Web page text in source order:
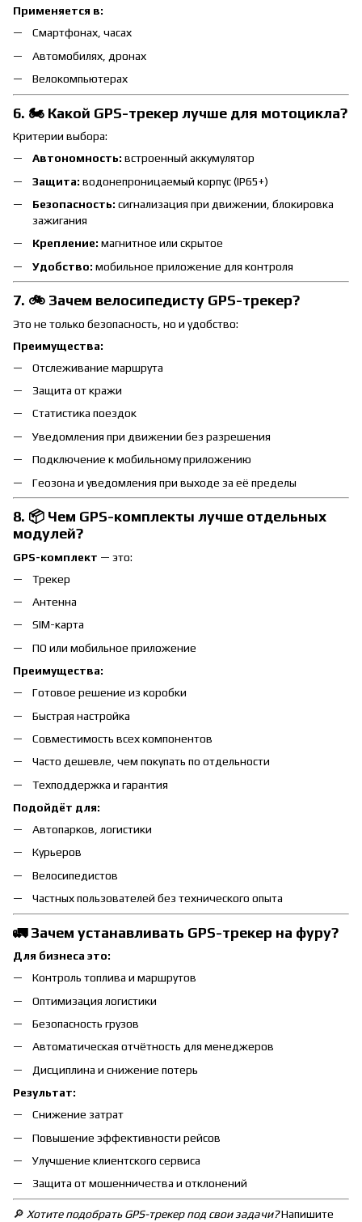
Применяется в:
Смартфонах, часах
Автомобилях, дронах
Велокомпьютерах
6. 🏍️ Какой GPS-трекер лучше для мотоцикла?
Критерии выбора:
Автономность: встроенный аккумулятор
Защита: водонепроницаемый корпус (IP65+)
Безопасность: сигнализация при движении, блокировка
зажигания
Крепление: магнитное или скрытое
Удобство: мобильное приложение для контроля
7. 🚲 Зачем велосипедисту GPS-трекер?
Это не только безопасность, но и удобство:
Преимущества:
Отслеживание маршрута
Защита от кражи
Статистика поездок
Уведомления при движении без разрешения
Подключение к мобильному приложению
Геозона и уведомления при выходе за её пределы
8. 📦 Чем GPS-комплекты лучше отдельных
модулей?
GPS-комплект — это:
Трекер
Антенна
SIM-карта
ПО или мобильное приложение
Преимущества:
Готовое решение из коробки
Быстрая настройка
Совместимость всех компонентов
Часто дешевле, чем покупать по отдельности
Техподдержка и гарантия
Подойдёт для:
Автопарков, логистики
Курьеров
Велосипедистов
Частных пользователей без технического опыта
🚛 Зачем устанавливать GPS-трекер на фуру?
Для бизнеса это:
Контроль топлива и маршрутов
Оптимизация логистики
Безопасность грузов
Автоматическая отчётность для менеджеров
Дисциплина и снижение потерь
Результат:
Снижение затрат
Повышение эффективности рейсов
Улучшение клиентского сервиса
Защита от мошенничества и отклонений
🔎 Хотите подобрать GPS-трекер под свои задачи?Напишите